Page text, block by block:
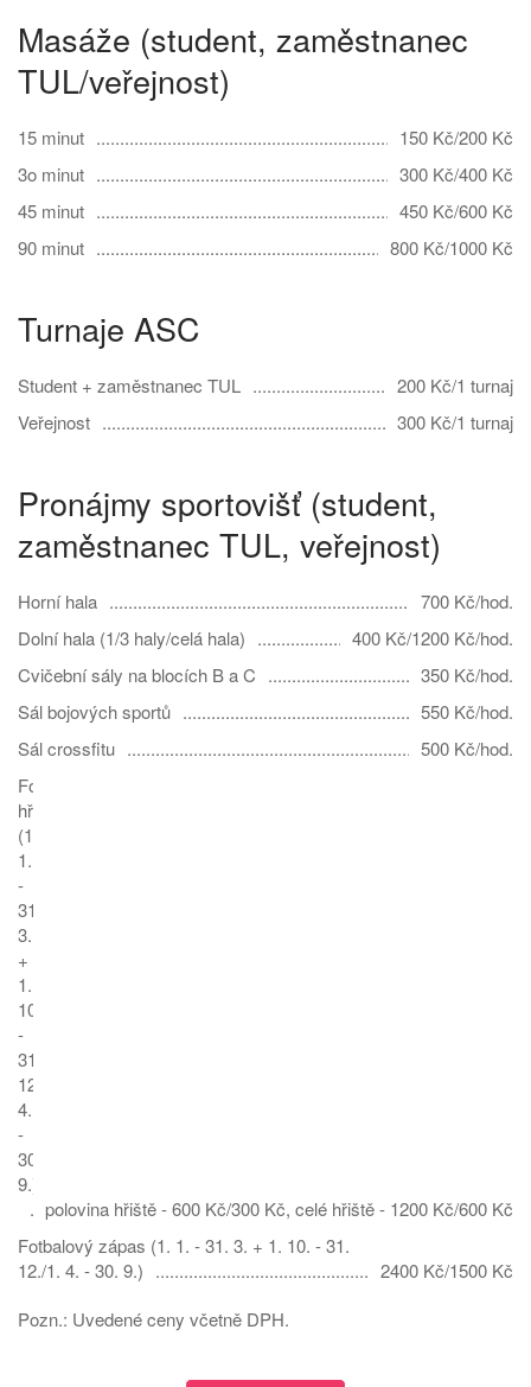
Masáže (student, zaměstnanec
TUL/veřejnost)
15 minut
150 Kč/200 Kč
3o minut
300 Kč/400 Kč
45 minut
450 Kč/600 Kč
90 minut
800 Kč/1000 Kč
Turnaje ASC
Student + zaměstnanec TUL
200 Kč/1 turnaj
Veřejnost
300 Kč/1 turnaj
Pronájmy sportovišť (student,
zaměstnanec TUL, veřejnost)
Horní hala
700 Kč/hod.
Dolní hala (1/3 haly/celá hala)
400 Kč/1200 Kč/hod.
Cvičební sály na blocích B a C
350 Kč/hod.
Sál bojových sportů
550 Kč/hod.
Sál crossfitu
500 Kč/hod.
Fotbalové
hřiště
(1.
1.
-
31.
3.
+
1.
10.
-
31.
12./1.
4.
-
30.
9.)
polovina hřiště - 600 Kč/300 Kč, celé hřiště - 1200 Kč/600 Kč
Fotbalový zápas (1. 1. - 31. 3. + 1. 10. - 31.
12./1. 4. - 30. 9.)
2400 Kč/1500 Kč
Pozn.: Uvedené ceny včetně DPH.